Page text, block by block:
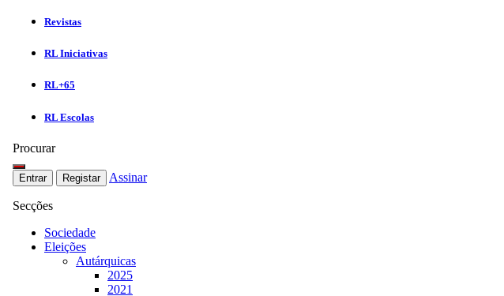
Revistas
RL Iniciativas
RL+65
RL Escolas
Procurar
Entrar Registar Assinar
Secções
Sociedade
Eleições
Autárquicas
2025
2021